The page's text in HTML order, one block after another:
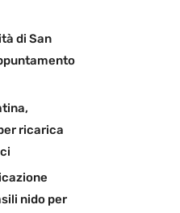
di San
ricarica
nido per